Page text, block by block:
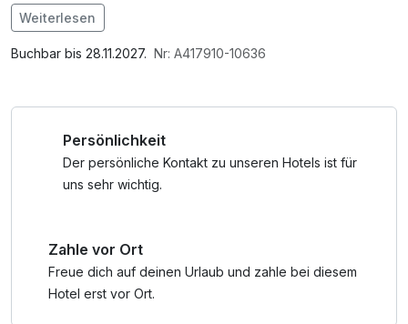
Saunabenutzung, Parkplatz, Nutzung des
Wellnessbereichs, W-LAN Nutzung / Internetnutzung
Weiterlesen
Buchbar bis 28.11.2027. Nr: A417910-10636
Persönlichkeit
Der persönliche Kontakt zu unseren Hotels ist für
uns sehr wichtig.
Zahle vor Ort
Freue dich auf deinen Urlaub und zahle bei diesem
Hotel erst vor Ort.